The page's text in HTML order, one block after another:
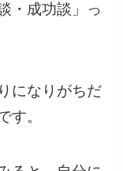
・成功談」っ
になりがちだ
す。